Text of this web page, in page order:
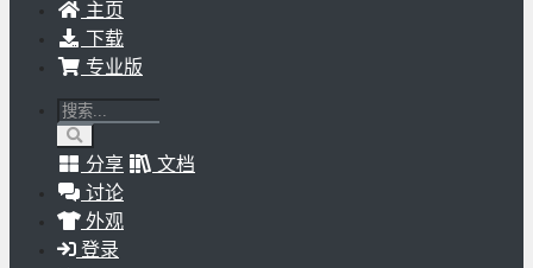
主页
下载
专业版
分享
文档
讨论
外观
登录